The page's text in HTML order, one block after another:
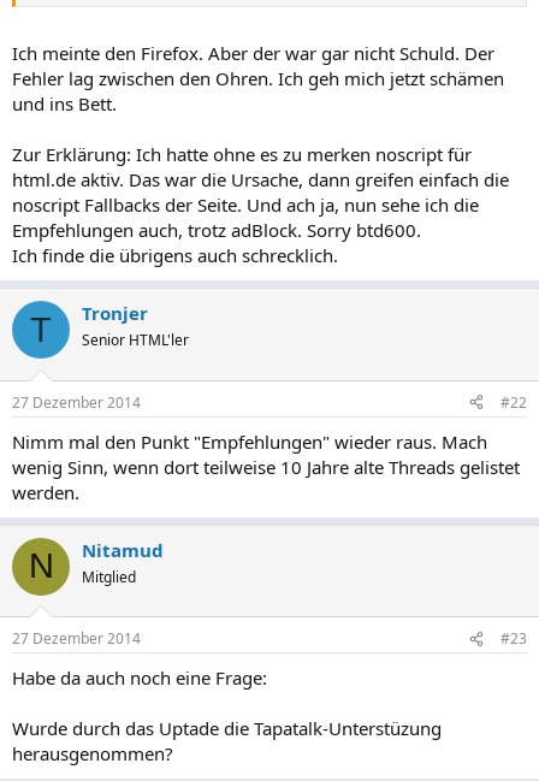
Ich meinte den Firefox. Aber der war gar nicht Schuld. Der
Fehler lag zwischen den Ohren. Ich geh mich jetzt schämen
und ins Bett.
Zur Erklärung: Ich hatte ohne es zu merken noscript für
html.de aktiv. Das war die Ursache, dann greifen einfach die
noscript Fallbacks der Seite. Und ach ja, nun sehe ich die
Empfehlungen auch, trotz adBlock. Sorry btd600.
Ich finde die übrigens auch schrecklich.
T Tronjer
Senior HTML'ler
27 Dezember 2014 #22
Nimm mal den Punkt "Empfehlungen" wieder raus. Mach
wenig Sinn, wenn dort teilweise 10 Jahre alte Threads gelistet
werden.
N Nitamud
Mitglied
27 Dezember 2014 #23
Habe da auch noch eine Frage:
Wurde durch das Uptade die Tapatalk-Unterstüzung
herausgenommen?